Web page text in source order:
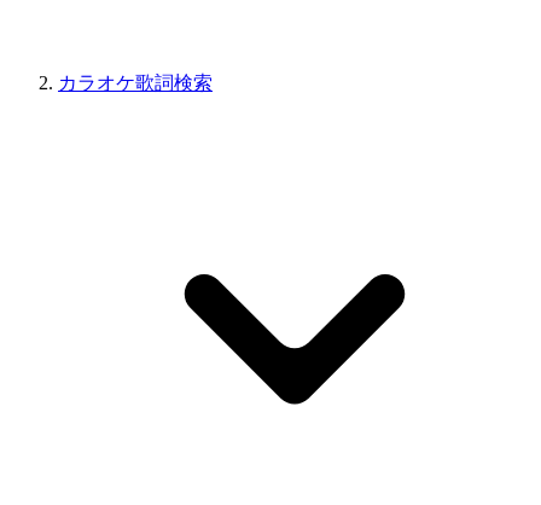
カラオケ歌詞検索